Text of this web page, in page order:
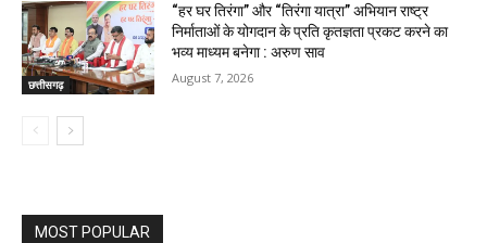
छत्तीसगढ़
“हर घर तिरंगा” और “तिरंगा यात्रा” अभियान राष्ट्र
निर्माताओं के योगदान के प्रति कृतज्ञता प्रकट करने का
भव्य माध्यम बनेगा : अरुण साव
August 7, 2026
MOST POPULAR